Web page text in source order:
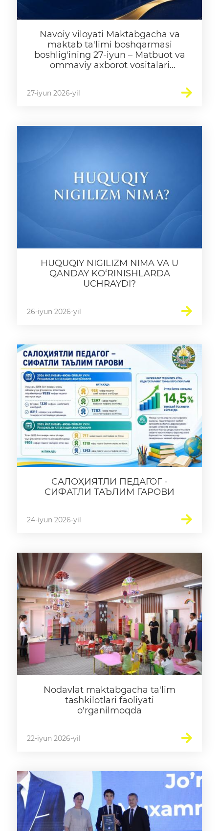
Navoiy viloyati Maktabgacha va
maktab ta'limi boshqarmasi
boshlig'ining 27-iyun – Matbuot va
ommaviy axborot vositalari
27-iyun 2026-yil
HUQUQIY NIGILIZM NIMA VA U
QANDAY KO‘RINISHLARDA
UCHRAYDI?
26-iyun 2026-yil
САЛОҲИЯТЛИ ПЕДАГОГ -
СИФАТЛИ ТАЪЛИМ ГАРОВИ
24-iyun 2026-yil
Nodavlat maktabgacha ta'lim
tashkilotlari faoliyati
o'rganilmoqda
22-iyun 2026-yil